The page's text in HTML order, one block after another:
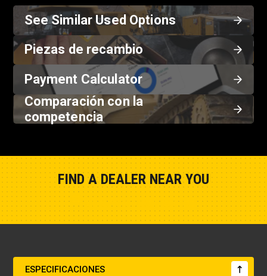
See Similar Used Options
Piezas de recambio
Payment Calculator
Comparación con la
competencia
FIND A DEALER NEAR YOU
ESPECIFICACIONES